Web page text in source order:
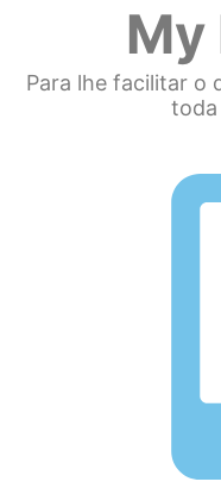
My
Para lhe facilitar o
toda